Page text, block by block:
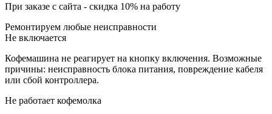
При заказе с сайта - скидка 10% на работу
Ремонтируем любые неисправности
Не включается
Кофемашина не реагирует на кнопку включения. Возможные
причины: неисправность блока питания, повреждение кабеля
или сбой контроллера.
Не работает кофемолка